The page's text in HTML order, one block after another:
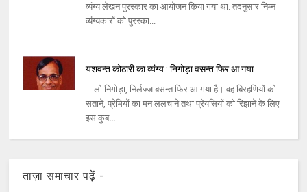
व्यंग्य लेखन पुरस्कार का आयोजन किया गया था. तदनुसार निम्न
व्यंग्यकारों को पुरस्का...
यशवन्त कोठारी का व्यंग्य : निगोड़ा वसन्त फिर आ गया
लो निगोड़ा, निर्लज्ज बसन्त फिर आ गया है। वह बिरहणियों को
सताने, प्रेमियों का मन ललचाने तथा प्रेयसियों को रिझाने के लिए
इस कुब...
ताज़ा समाचार पढ़ें -